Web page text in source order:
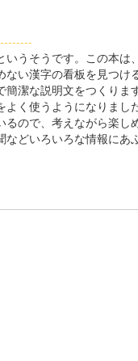
うそうです。この本
ない漢字の看板を見つ
潔な説明文をつくります
く使うようになりまし
ので、考えながら楽し
どいろいろな情報にあ